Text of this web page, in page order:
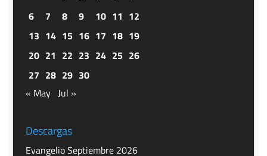
6
7 8 9 10 11 12
13 14 15 16 17 18 19
20 21 22 23 24 25 26
27 28 29 30
« May Jul »
Descargas
Evangelio Septiembre 2026